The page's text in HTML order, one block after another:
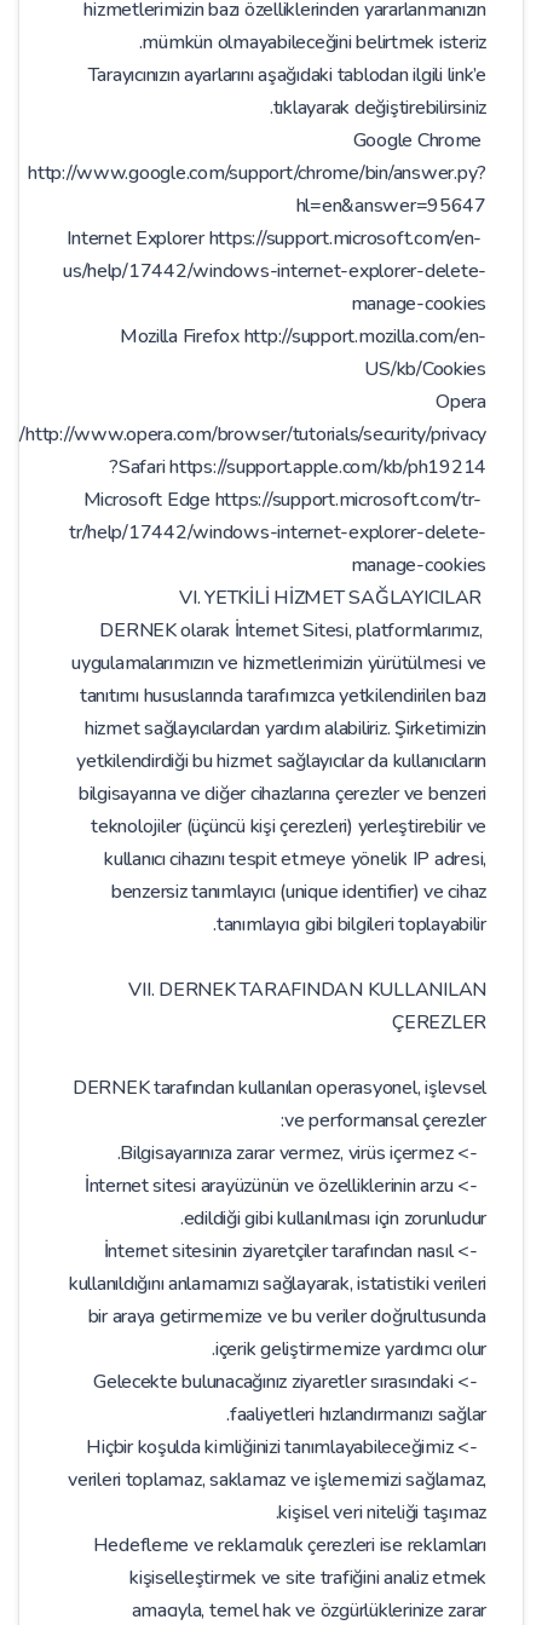
hizmetlerimizin bazı özelliklerinden yararlanmanızın
mümkün olmayabileceğini belirtmek isteriz.
Tarayıcınızın ayarlarını aşağıdaki tablodan ilgili link’e
tıklayarak değiştirebilirsiniz.
Google Chrome
http://www.google.com/support/chrome/bin/answer.py?
hl=en&answer=95647
Internet Explorer https://support.microsoft.com/en-
us/help/17442/windows-internet-explorer-delete-
manage-cookies
Mozilla Firefox http://support.mozilla.com/en-
US/kb/Cookies
Opera
http://www.opera.com/browser/tutorials/security/privacy/
Safari https://support.apple.com/kb/ph19214?
Microsoft Edge https://support.microsoft.com/tr-
tr/help/17442/windows-internet-explorer-delete-
manage-cookies
DERNEK olarak İnternet Sitesi, platformlarımız,
uygulamalarımızın ve hizmetlerimizin yürütülmesi ve
tanıtımı hususlarında tarafımızca yetkilendirilen bazı
hizmet sağlayıcılardan yardım alabiliriz. Şirketimizin
yetkilendirdiği bu hizmet sağlayıcılar da kullanıcıların
bilgisayarına ve diğer cihazlarına çerezler ve benzeri
teknolojiler (üçüncü kişi çerezleri) yerleştirebilir ve
kullanıcı cihazını tespit etmeye yönelik IP adresi,
benzersiz tanımlayıcı (unique identifier) ve cihaz
tanımlayıcı gibi bilgileri toplayabilir.
VII. DERNEK TARAFINDAN KULLANILAN
ÇEREZLER
DERNEK tarafından kullanılan operasyonel, işlevsel
ve performansal çerezler:
-> Bilgisayarınıza zarar vermez, virüs içermez.
-> İnternet sitesi arayüzünün ve özelliklerinin arzu
edildiği gibi kullanılması için zorunludur.
-> İnternet sitesinin ziyaretçiler tarafından nasıl
kullanıldığını anlamamızı sağlayarak, istatistiki verileri
bir araya getirmemize ve bu veriler doğrultusunda
içerik geliştirmemize yardımcı olur.
-> Gelecekte bulunacağınız ziyaretler sırasındaki
faaliyetleri hızlandırmanızı sağlar.
-> Hiçbir koşulda kimliğinizi tanımlayabileceğimiz
verileri toplamaz, saklamaz ve işlememizi sağlamaz,
kişisel veri niteliği taşımaz.
Hedefleme ve reklamcılık çerezleri ise reklamları
kişiselleştirmek ve site trafiğini analiz etmek
amacıyla, temel hak ve özgürlüklerinize zarar